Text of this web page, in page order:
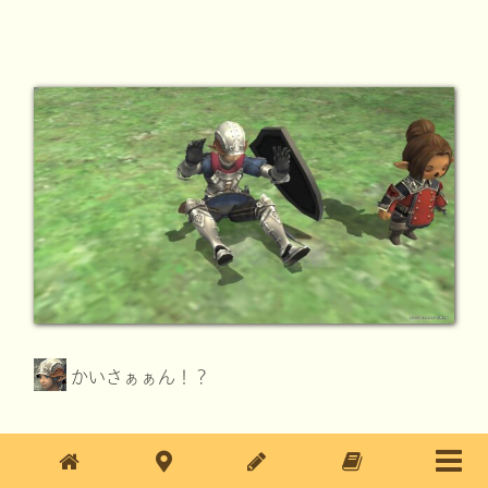
かいさぁぁん！？
しりもちつくほどの衝撃。